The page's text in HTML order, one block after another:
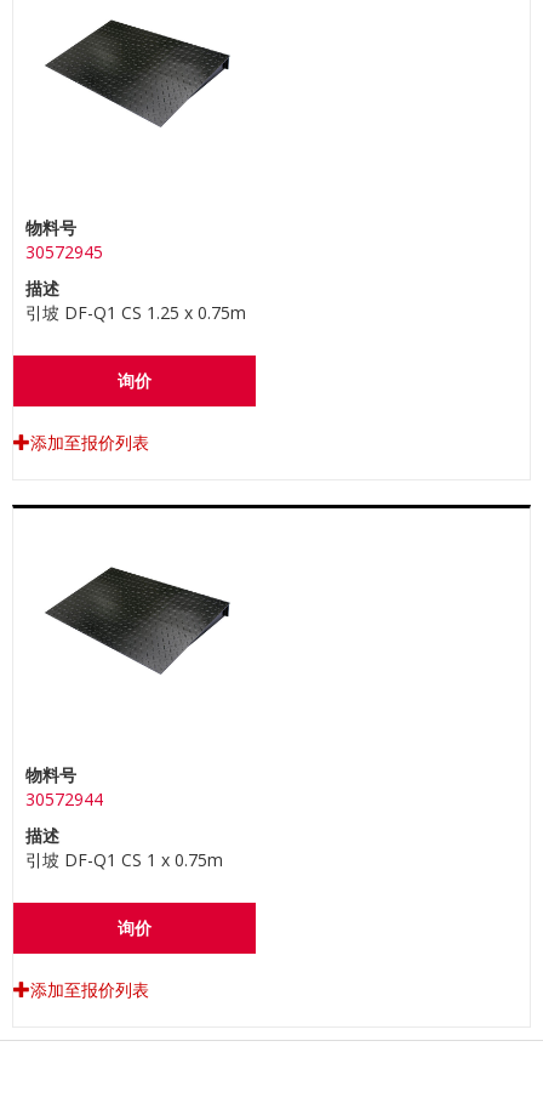
物料号
30572945
描述
引坡 DF-Q1 CS 1.25 x 0.75m
询价
添加至报价列表
物料号
30572944
描述
引坡 DF-Q1 CS 1 x 0.75m
询价
添加至报价列表